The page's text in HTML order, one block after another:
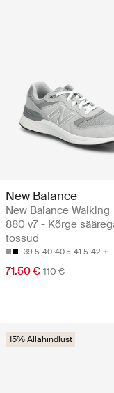
New Balance
New Balance Walking
880 v7 - Kõrge
tossud
39.5 40 40.5 41.5 42
71.50 € 110 €
15% Allahindlust